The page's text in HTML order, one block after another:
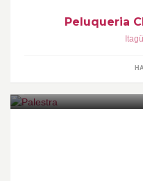
Peluqueria